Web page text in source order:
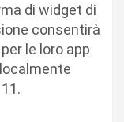
di widget di
consentirà
le loro app